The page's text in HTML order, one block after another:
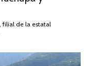
filial de la estatal